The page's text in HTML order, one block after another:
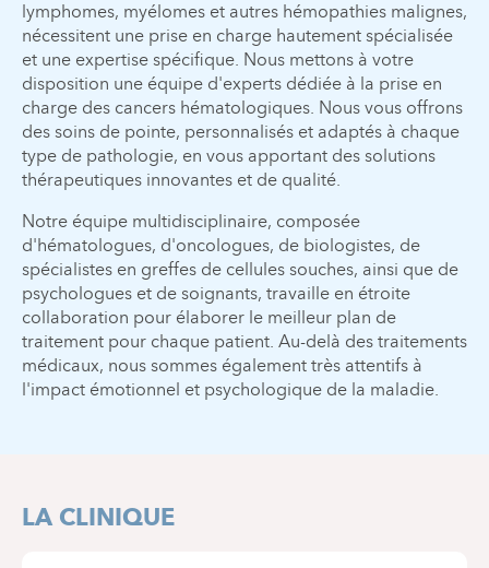
lymphomes, myélomes et autres hémopathies malignes,
nécessitent une prise en charge hautement spécialisée
et une expertise spécifique. Nous mettons à votre
disposition une équipe d'experts dédiée à la prise en
charge des cancers hématologiques. Nous vous offrons
des soins de pointe, personnalisés et adaptés à chaque
type de pathologie, en vous apportant des solutions
thérapeutiques innovantes et de qualité.
Notre équipe multidisciplinaire, composée
d'hématologues, d'oncologues, de biologistes, de
spécialistes en greffes de cellules souches, ainsi que de
psychologues et de soignants, travaille en étroite
collaboration pour élaborer le meilleur plan de
traitement pour chaque patient. Au-delà des traitements
médicaux, nous sommes également très attentifs à
l'impact émotionnel et psychologique de la maladie.
LA CLINIQUE